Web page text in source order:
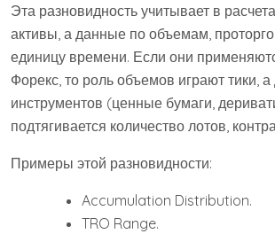
Эта разновидность учитывает в
активы, а данные по объемам,
единицу времени. Если они
Форекс, то роль объемов играют тики,
инструментов (ценные бумаги,
подтягивается количество лотов,
Примеры этой разновидности:
Accumulation Distribution.
TRO Range.